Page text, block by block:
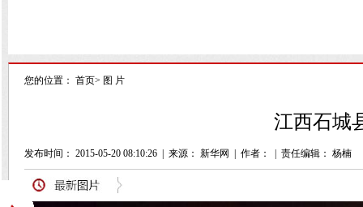
您的位置： 首页> 图 片
江西石城
发布时间： 2015-05-20 08:10:26 来源： 新华网 作者： 责任编辑： 杨楠